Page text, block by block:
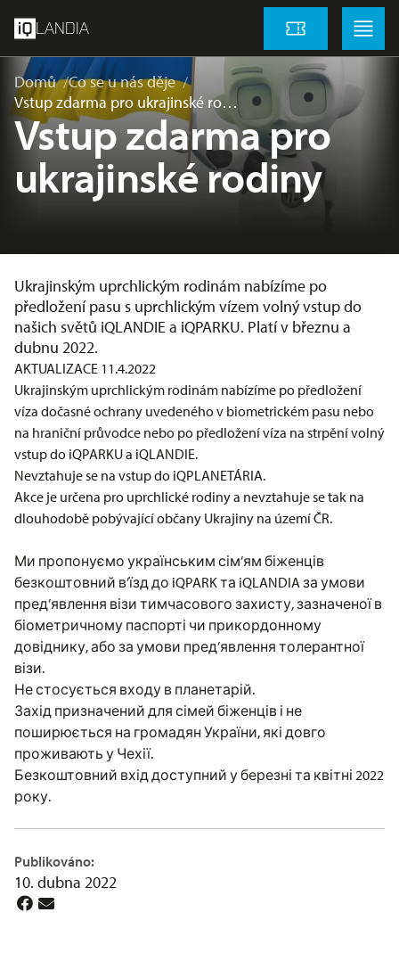
LANDIA Vstupenky
Menu
Domů
Co se u nás děje
Vstup zdarma pro ukrajinské ro…
Vstup zdarma pro
ukrajinské rodiny
Ukrajinským uprchlickým rodinám nabízíme po
předložení pasu s uprchlickým vízem volný vstup do
našich světů iQLANDIE a iQPARKU. Platí v březnu a
dubnu 2022.
AKTUALIZACE 11.4.2022
Ukrajinským uprchlickým rodinám nabízíme po předložení
víza dočasné ochrany uvedeného v biometrickém pasu nebo
na hraniční průvodce nebo po předložení víza na strpění volný
vstup do iQPARKU a iQLANDIE.
Nevztahuje se na vstup do iQPLANETÁRIA.
Akce je určena pro uprchlické rodiny a nevztahuje se tak na
dlouhodobě pobývající občany Ukrajiny na území ČR.
Ми пропонуємо українським сім’ям біженців
безкоштовний в’їзд до iQPARK та iQLANDIA за умови
пред’явлення візи тимчасового захисту, зазначеної в
біометричному паспорті чи прикордонному
довіднику, або за умови пред’явлення толерантної
візи.
Не стосується входу в планетарій.
Захід призначений для сімей біженців і не
поширюється на громадян України, які довго
проживають у Чехії.
Безкоштовний вхід доступний у березні та квітні 2022
року.
Publikováno:
10. dubna 2022